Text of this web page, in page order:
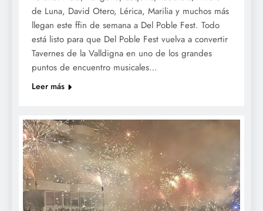
de Luna, David Otero, Lérica, Marilia y muchos más
llegan este ffin de semana a Del Poble Fest. Todo
está listo para que Del Poble Fest vuelva a convertir
Tavernes de la Valldigna en uno de los grandes
puntos de encuentro musicales…
Leer más